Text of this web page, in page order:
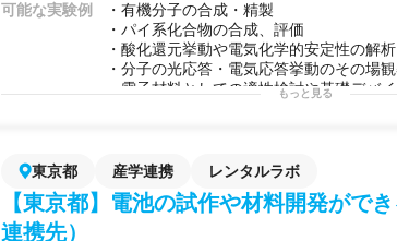
可能な実験例
・有機分子の合成・精製
・パイ系化合物の合成、評価
・酸化還元挙動や電気化学的安定性の解析
・分子の光応答・電気応答挙動のその場
・電子材料としての適性検討や基礎デバ
もっと見る
東京都 産学連携 レンタルラボ
【東京都】電池の試作や材料開発がで
連携先）